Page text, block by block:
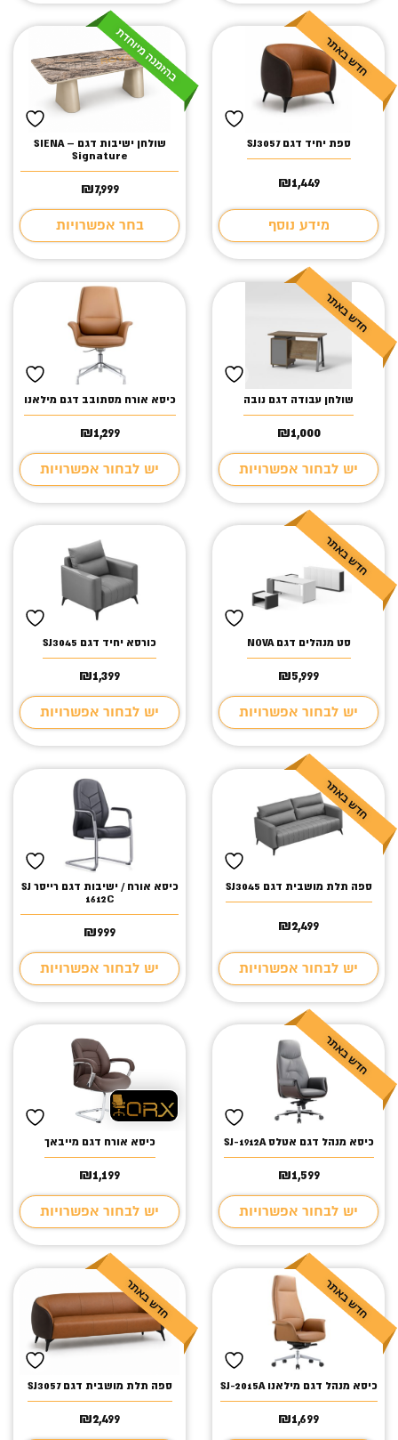
ספת יחיד דגם SJ3057
₪1,449
מידע נוסף
שולחן ישיבות דגם – SIENA
Signature
₪7,999
בחר אפשרויות
שולחן עבודה דגם נובה
₪1,000
יש לבחור אפשרויות
כיסא אורח מסתובב דגם מילאנו
₪1,299
יש לבחור אפשרויות
סט מנהלים דגם NOVA
₪5,999
יש לבחור אפשרויות
כורסא יחיד דגם SJ3045
₪1,399
יש לבחור אפשרויות
ספה תלת מושבית דגם SJ3045
₪2,499
יש לבחור אפשרויות
כיסא אורח / ישיבות דגם רייסר SJ
1612C
₪999
יש לבחור אפשרויות
כיסא מנהל דגם אטלס SJ-1912A
₪1,599
יש לבחור אפשרויות
כיסא אורח דגם מייבאך
₪1,199
יש לבחור אפשרויות
כיסא מנהל דגם מילאנו SJ-2015A
₪1,699
ספה תלת מושבית דגם SJ3057
₪2,499